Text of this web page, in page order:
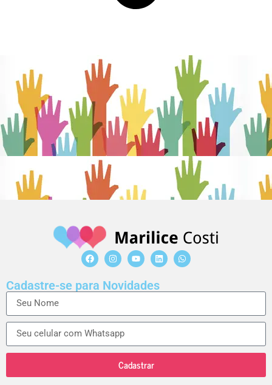
Cadastre-se para Novidades
Cadastrar